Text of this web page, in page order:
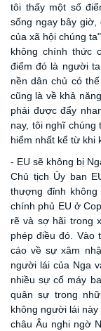
tôi thấy một số
sống ngay bây giờ,
của xã hội chúng
không chính thức
điểm đó là người
nền dân chủ có
cũng là về khả
phải được đẩy
nay, tôi nghĩ
hiểm nhất kể từ khi
- EU sẽ không bị
Chủ tịch Ủy ban
thượng đỉnh
chính phủ EU ở
rẽ và sợ hãi trong
phép điều đó. Vào
cáo về sự xâm
người lái của Nga
nhiều sự cố máy
quân sự trong
không người lái
châu Âu nghi ngờ